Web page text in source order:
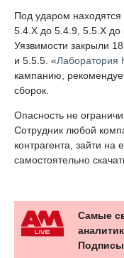
Под ударом находятся
5.4.X до 5.4.9, 5.5.X до
Уязвимости закрыли
и 5.5.5. «Лаборатория
кампанию,
сборок.
Опасность не
Сотрудник любой
контрагента, зайти
самостоятельно
Самые